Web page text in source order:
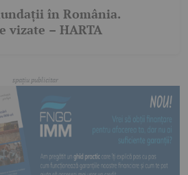
în România.
vizate – HARTA